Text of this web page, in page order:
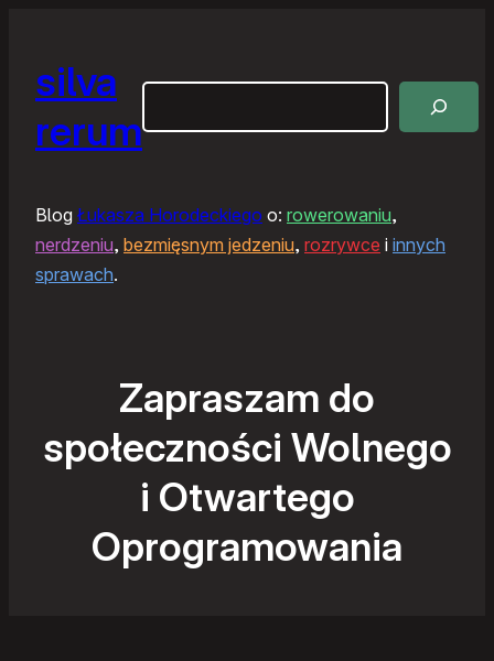
silva
rerum
Blog Łukasza Horodeckiego o: rowerowaniu,
nerdzeniu, bezmięsnym jedzeniu, rozrywce i innych
sprawach.
Zapraszam do
społeczności Wolnego
i Otwartego
Oprogramowania